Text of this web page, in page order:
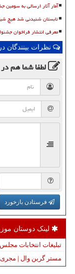
آمار آثار ارسالی به
تابستان شنیدنی شد هیچ
معرفی انتشار فراخوان
نظرات بینندگان
لطفا شما هم
فرستادن بازخورد
لینک دوستان
تبلیغات انتخابات مجلس
مستر گرین وال | مجری